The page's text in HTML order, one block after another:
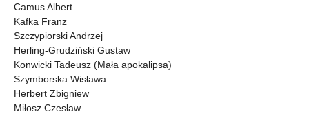
Camus Albert
Kafka Franz
Szczypiorski Andrzej
Herling-Grudziński Gustaw
Konwicki Tadeusz (Mała apokalipsa)
Szymborska Wisława
Herbert Zbigniew
Miłosz Czesław